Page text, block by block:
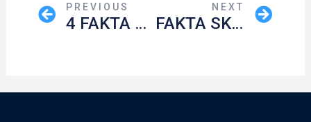
PREVIOUS
4 FAKTA SKOLIOSIS YANG ORANG TUA WAJIB PAHAM!
NEXT
FAKTA SKOLIOSIS: ORANG TUA SERING TIDAK SADAR ANAKNYA TERKENA SKOLIOSIS